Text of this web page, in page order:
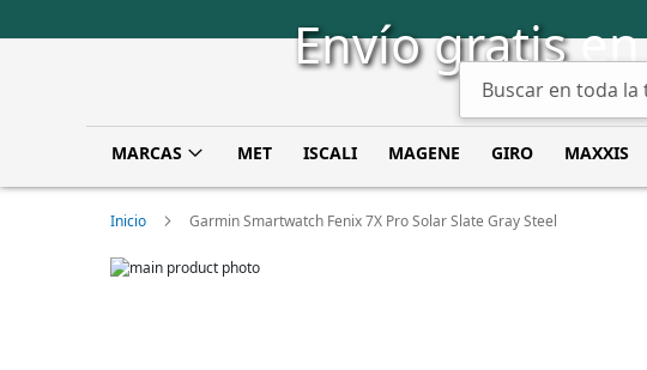
a
Envío gratisen
MARCAS MET ISCALI MAGENE GIRO MAXXIS
Inicio Garmin Smartwatch Fenix 7X Pro Solar Slate Gray Steel
Skip